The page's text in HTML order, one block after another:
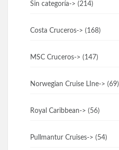
Sin categoría-> (214)
Costa Cruceros-> (168)
MSC Cruceros-> (147)
Norwegian Cruise LIne-> (69)
Royal Caribbean-> (56)
Pullmantur Cruises-> (54)